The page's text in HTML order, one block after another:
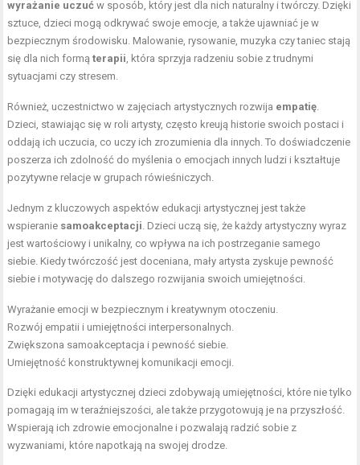
wyrażanie uczuć w sposób, który jest dla nich naturalny i twórczy. Dzięki
sztuce, dzieci mogą odkrywać swoje emocje, a także ujawniać je w
bezpiecznym środowisku. Malowanie, rysowanie, muzyka czy taniec stają
się dla nich formąterapii , która sprzyja radzeniu sobie z trudnymi
sytuacjami czy stresem.
Również, uczestnictwo w zajęciach artystycznych rozwija empatię
Dzieci, stawiając się w roli artysty, często kreują historie swoich postaci i
oddają ich uczucia, co uczy ich zrozumienia dla innych. To doświadczenie
poszerza ich zdolność do myślenia o emocjach innych ludzi i kształtuje
pozytywne relacje w grupach rówieśniczych.
Jednym z kluczowych aspektów edukacji artystycznej jest także
wspieranie samoakceptacji . Dzieci uczą się, że każdy artystyczny wyraz
jest wartościowy i unikalny, co wpływa na ich postrzeganie samego
siebie. Kiedy twórczość jest doceniana, mały artysta zyskuje pewność
siebie i motywację do dalszego rozwijania swoich umiejętności.
Wyrażanie emocji w bezpiecznym i kreatywnym otoczeniu.
Rozwój empatii i umiejętności interpersonalnych.
Zwiększona samoakceptacja i pewność siebie.
Umiejętność konstruktywnej komunikacji emocji.
Dzięki edukacji artystycznej dzieci zdobywają umiejętności, które nie tylko
pomagają im w teraźniejszości, ale także przygotowują je na przyszłość.
Wspierają ich zdrowie emocjonalne i pozwalają radzić sobie z
wyzwaniami, które napotkają na swojej drodze.